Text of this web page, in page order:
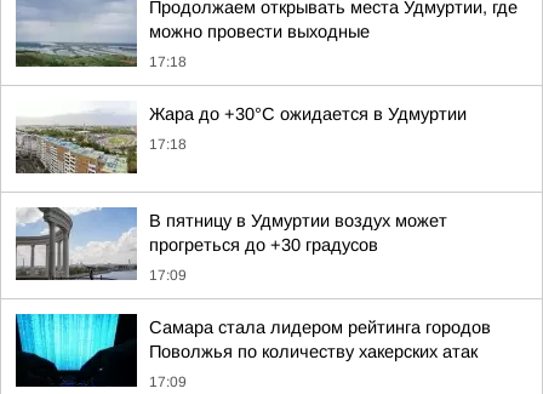
Продолжаем открывать места Удмуртии, где
можно провести выходные
17:18
Жара до +30°С ожидается в Удмуртии
17:18
В пятницу в Удмуртии воздух может
прогреться до +30 градусов
17:09
Самара стала лидером рейтинга городов
Поволжья по количеству хакерских атак
17:09